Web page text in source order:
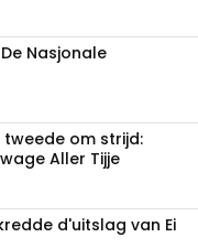
Nasjonale
om strijd:
Aller Tijje
d'uitslag van Ei